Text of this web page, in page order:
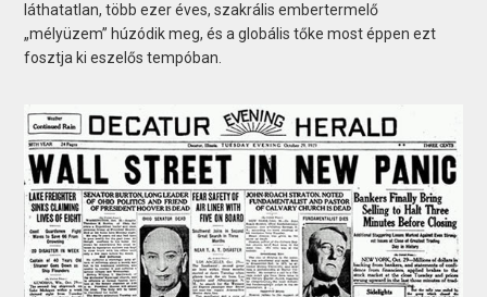
láthatatlan, több ezer éves, szakrális embertermelő
„mélyüzem” húzódik meg, és a globális tőke most éppen ezt
fosztja ki eszelős tempóban.